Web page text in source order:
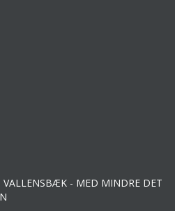
VALLENSBÆK - MED MINDRE DET